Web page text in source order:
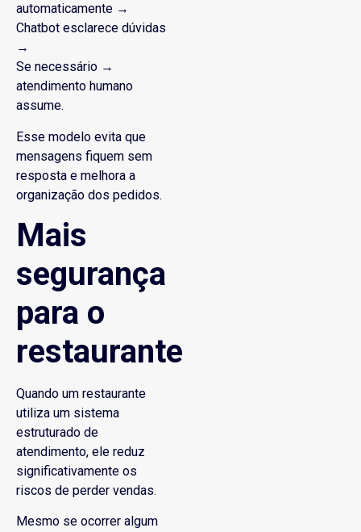
automaticamente →
Chatbot esclarece dúvidas
→
Se necessário →
atendimento humano
assume.
Esse modelo evita que
mensagens fiquem sem
resposta e melhora a
organização dos pedidos.
Mais
segurança
para o
restaurante
Quando um restaurante
utiliza um sistema
estruturado de
atendimento, ele reduz
significativamente os
riscos de perder vendas.
Mesmo se ocorrer algum